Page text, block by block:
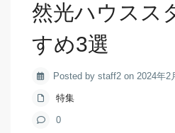
然光ハウスス
すめ3選
Posted by staff2 on 2024年2
特集
0